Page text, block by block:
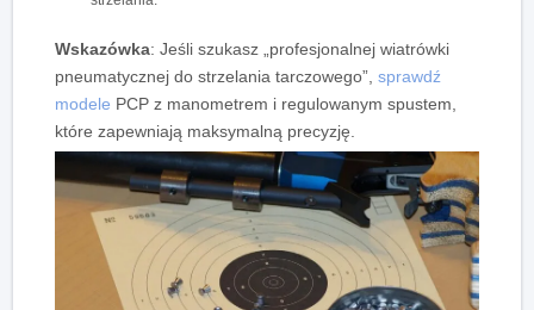
Wskazówka: Jeśli szukasz „profesjonalnej wiatrówki
pneumatycznej do strzelania tarczowego”, sprawdź
modele PCP z manometrem i regulowanym spustem,
które zapewniają maksymalną precyzję.